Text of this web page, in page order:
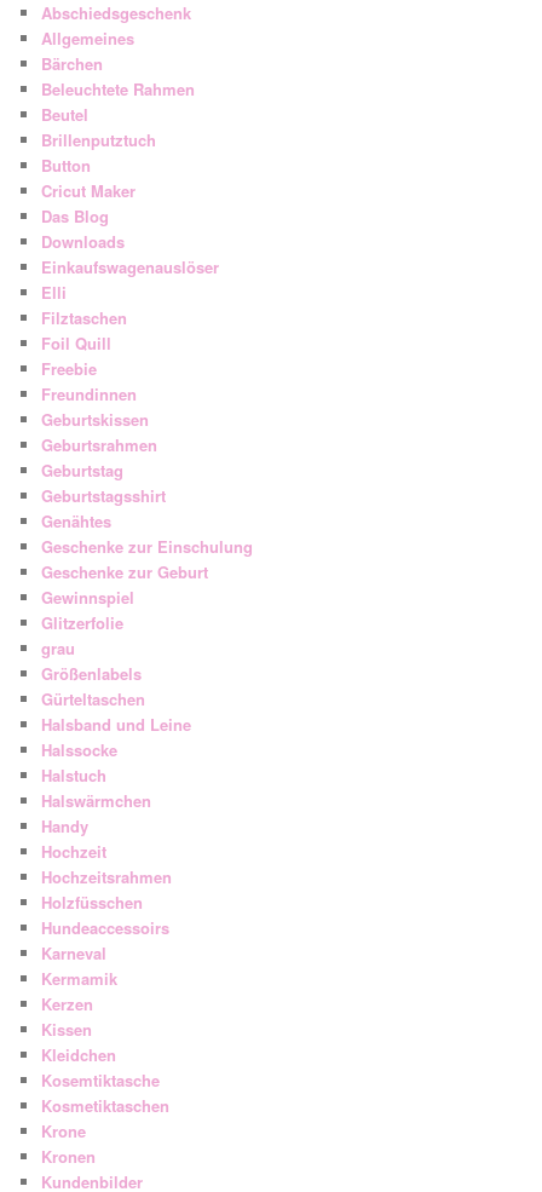
Abschiedsgeschenk
Allgemeines
Bärchen
Beleuchtete Rahmen
Beutel
Brillenputztuch
Button
Cricut Maker
Das Blog
Downloads
Einkaufswagenauslöser
Elli
Filztaschen
Foil Quill
Freebie
Freundinnen
Geburtskissen
Geburtsrahmen
Geburtstag
Geburtstagsshirt
Genähtes
Geschenke zur Einschulung
Geschenke zur Geburt
Gewinnspiel
Glitzerfolie
grau
Größenlabels
Gürteltaschen
Halsband und Leine
Halssocke
Halstuch
Halswärmchen
Handy
Hochzeit
Hochzeitsrahmen
Holzfüsschen
Hundeaccessoirs
Karneval
Kermamik
Kerzen
Kissen
Kleidchen
Kosemtiktasche
Kosmetiktaschen
Krone
Kronen
Kundenbilder